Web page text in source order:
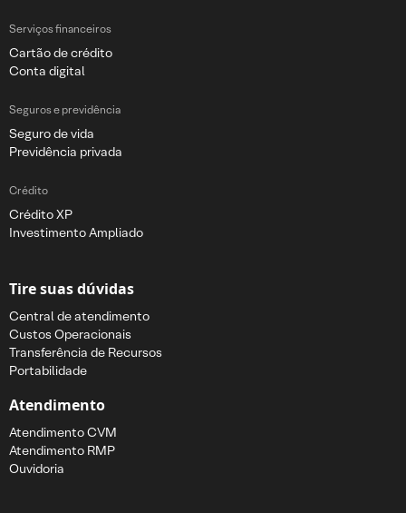
Serviços financeiros
Cartão de crédito
Conta digital
Seguros e previdência
Seguro de vida
Previdência privada
Crédito
Crédito XP
Investimento Ampliado
Tire suas dúvidas
Central de atendimento
Custos Operacionais
Transferência de Recursos
Portabilidade
Atendimento
Atendimento CVM
Atendimento RMP
Ouvidoria